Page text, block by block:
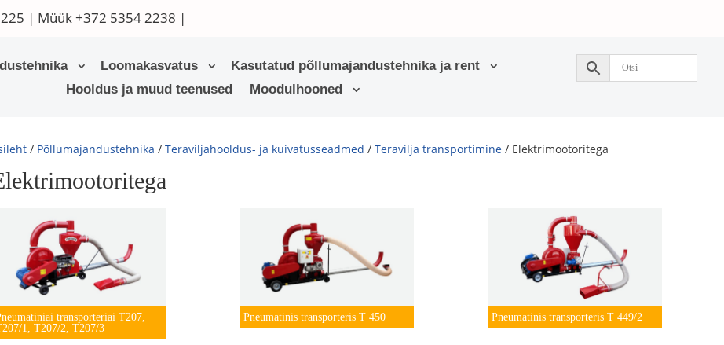
| Müük+372 5354 2238 |
Loomakasvatus
Kasutatud põllumajandustehnika ja rent
Hooldus ja muud teenused
Moodulhooned
/ Põllumajandustehnika /Teraviljahooldus- ja kuivatusseadmed /Teravilja transportimine / Elektrimootoritega
transporteriai T207,
1, T207/2, T207/3
Pneumatinis transporteris T 450 Pneumatinis transporteris T 449/2